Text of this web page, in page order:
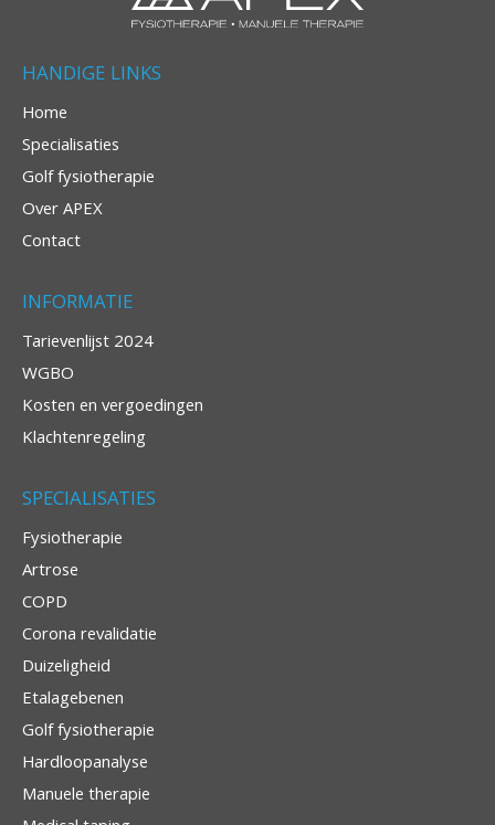
HANDIGE LINKS
Home
Specialisaties
Golf fysiotherapie
Over APEX
Contact
INFORMATIE
Tarievenlijst 2024
WGBO
Kosten en vergoedingen
Klachtenregeling
SPECIALISATIES
Fysiotherapie
Artrose
COPD
Corona revalidatie
Duizeligheid
Etalagebenen
Golf fysiotherapie
Hardloopanalyse
Manuele therapie